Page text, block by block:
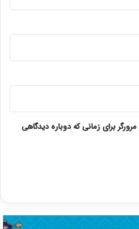
برای زمانی که دوباره دیدگاهی